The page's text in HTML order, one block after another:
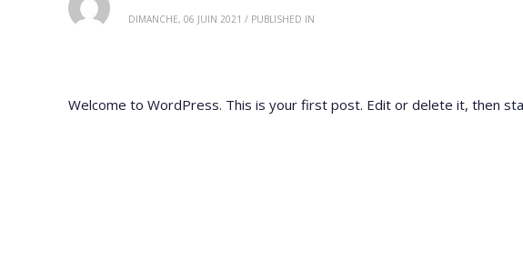
DIMANCHE, 06 JUIN 2021 / PUBLISHED IN
Welcome to WordPress. This is your first post. Edit or delete it, then